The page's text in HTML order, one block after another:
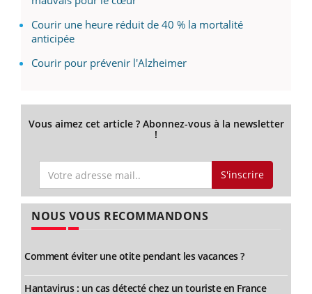
Courir une heure réduit de 40 % la mortalité
anticipée
Courir pour prévenir l'Alzheimer
Vous aimez cet article ? Abonnez-vous à la newsletter
!
S'inscrire
NOUS VOUS RECOMMANDONS
Comment éviter une otite pendant les vacances ?
Hantavirus : un cas détecté chez un touriste en France